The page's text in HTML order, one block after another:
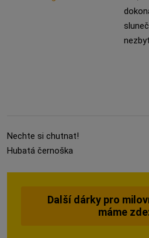
Nechte si chutnat!
Hubatá černoška
Další dárky pro
máme